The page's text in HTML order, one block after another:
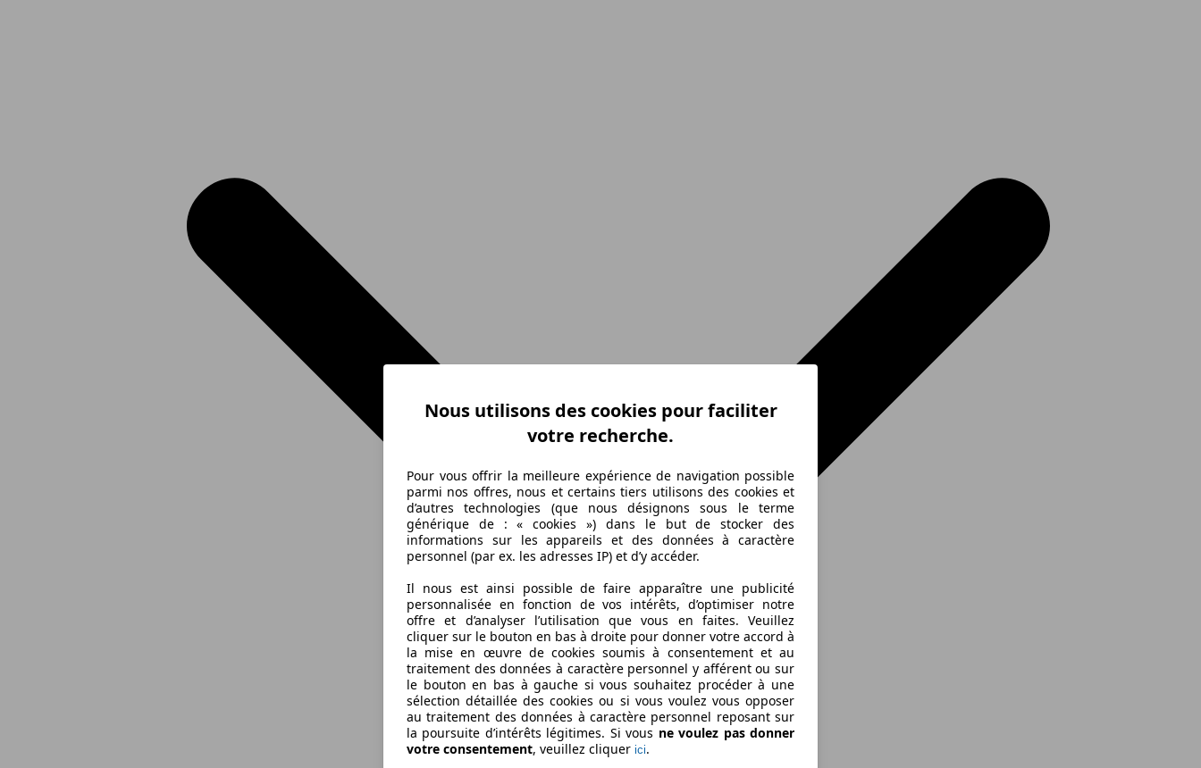
Nous utilisons des cookies pour faciliter
votre recherche.
Pour vous offrir la meilleure expérience de navigation possible
parmi nos offres, nous et certains tiers utilisons des cookies et
d’autres technologies (que nous désignons sous le terme
générique de : « cookies ») dans le but de stocker des
informations sur les appareils et des données à caractère
personnel (par ex. les adresses IP) et d’y accéder.
Il nous est ainsi possible de faire apparaître une publicité
personnalisée en fonction de vos intérêts, d’optimiser notre
offre et d’analyser l’utilisation que vous en faites. Veuillez
cliquer sur le bouton en bas à droite pour donner votre accord à
la mise en œuvre de cookies soumis à consentement et au
traitement des données à caractère personnel y afférent ou sur
le bouton en bas à gauche si vous souhaitez procéder à une
sélection détaillée des cookies ou si vous voulez vous opposer
au traitement des données à caractère personnel reposant sur
la poursuite d’intérêts légitimes. Si vous ne voulez pas donner
votre consentement, veuillez cliquer ici.